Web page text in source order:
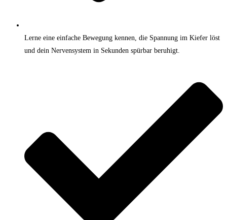
Lerne eine einfache Bewegung kennen, die Spannung im Kiefer löst
und dein Nervensystem in Sekunden spürbar beruhigt.